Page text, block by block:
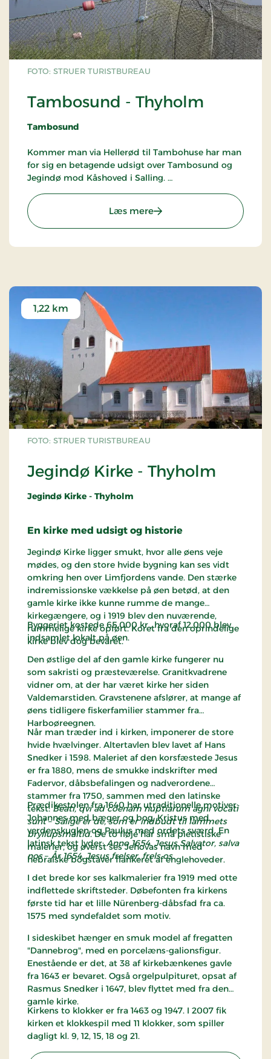
FOTO: STRUER TURISTBUREAU
Tambosund - Thyholm
Tambosund
Kommer man via Hellerød til Tambohuse har man
for sig en betagende udsigt over Tambosund og
Jegindø mod Kåshoved i Salling.
I dag er Tambohuse en charmerende bebyggelse
med kro ud mod Tambosund, der siden 1916 har
været lukket af dæmningen til Jegindø. Som
færgehus på stedet.
Tambohuse, Gravgård, Hindsels og Oddesund var
med fra begyndelsen, men efterhånden
koncentreredes trafikken omkring Tambosund,
hvor der på begge sider af sundet blev anlagt
skibsbro lidt syd for den nuværende dæmning.
Efter anlæggelsen af havne i Thisted, Struer,
Nykøbing og Lemvig ophørte de små ladepladsers
betydning som direkte import- og eksport-havne,
men til gengæld steg deres betydning i den
indenfjordske omsætning af korn og tegl.
Læs mere: Tambosund - Thyholm
FOTO: STRUER TURISTBUREAU
Jegindø Kirke - Thyholm
1,22 km
Jegindø Kirke - Thyholm
En kirke med udsigt og historie
Jegindø Kirke ligger smukt, hvor alle øens veje
mødes, og den store hvide bygning kan ses vidt
omkring hen over Limfjordens vande. Den stærke
indremissionske vækkelse på øen betød, at den
gamle kirke ikke kunne rumme de mange
kirkegængere, og i 1919 blev den nuværende,
rummelige kirke opført. Koret fra den oprindelige
kirke blev dog bevaret.
Byggeriet kostede 65.000 kr., hvoraf 12.000 blev
indsamlet lokalt på øen.
Den østlige del af den gamle kirke fungerer nu
som sakristi og præsteværelse. Granitkvadrene
vidner om, at der har været kirke her siden
Valdemarstiden. Gravstenene afslører, at mange af
øens tidligere fiskerfamilier stammer fra
Harboøreegnen.
Når man træder ind i kirken, imponerer de store
hvide hvælvinger. Altertavlen blev lavet af Hans
Snedker i 1598. Maleriet af den korsfæstede Jesus
er fra 1880, mens de smukke indskrifter med
Fadervor, dåbsbefalingen og nadverordene
stammer fra 1750, sammen med den latinske
tekst:Beati, qvi ad coenam nuptiarum agni vocati
sunt–Salige er de, som er indbudt til lammets
bryllupsmåltid. De to fløje har små pietistiske
malerier, og øverst ses Jehovas navn med
hebraiske bogstaver flankeret af englehoveder.
Prædikestolen fra 1640 har utraditionelle motiver:
Johannes med bæger og bog, Kristus med
verdenskuglen og Paulus med ordets sværd. En
latinsk tekst lyder:Anno 1654. Jesus Salvator, salva
nos–År 1654, Jesus frelser, frels os.
I det brede kor ses kalkmalerier fra 1919 med otte
indflettede skriftsteder. Døbefonten fra kirkens
første tid har et lille Nürenberg-dåbsfad fra ca.
1575 med syndefaldet som motiv.
I sideskibet hænger en smuk model af fregatten
"Dannebrog", med en porcelæns-galionsfigur.
Enestående er det, at 38 af kirkebænkenes gavle
fra 1643 er bevaret. Også orgelpulpituret, opsat af
Rasmus Snedker i 1647, blev flyttet med fra den
gamle kirke.
Kirkens to klokker er fra 1463 og 1947. I 2007 fik
kirken et klokkespil med 11 klokker, som spiller
dagligt kl. 9, 12, 15, 18 og 21.